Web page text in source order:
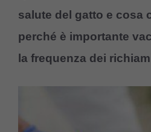
salute del gatto e cosa
perché è importante
la frequenza dei